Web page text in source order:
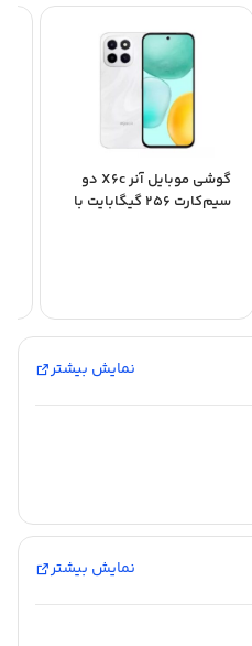
گوشی موبایل آنر X6c دو
سیم‌کارت 256 گیگابایت با
نمایش بیشتر
نمایش بیشتر